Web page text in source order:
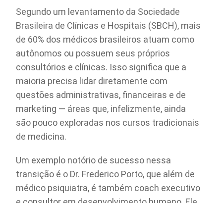
Segundo um levantamento da Sociedade
Brasileira de Clínicas e Hospitais (SBCH), mais
de 60% dos médicos brasileiros atuam como
autônomos ou possuem seus próprios
consultórios e clínicas. Isso significa que a
maioria precisa lidar diretamente com
questões administrativas, financeiras e de
marketing — áreas que, infelizmente, ainda
são pouco exploradas nos cursos tradicionais
de medicina.
Um exemplo notório de sucesso nessa
transição é o Dr. Frederico Porto, que além de
médico psiquiatra, é também coach executivo